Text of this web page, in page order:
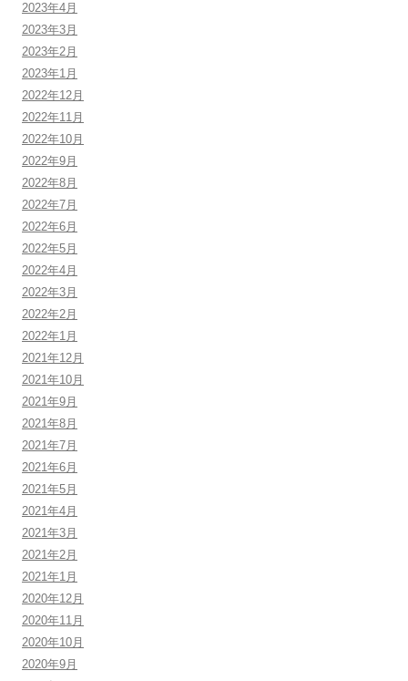
2023年4月
2023年3月
2023年2月
2023年1月
2022年12月
2022年11月
2022年10月
2022年9月
2022年8月
2022年7月
2022年6月
2022年5月
2022年4月
2022年3月
2022年2月
2022年1月
2021年12月
2021年10月
2021年9月
2021年8月
2021年7月
2021年6月
2021年5月
2021年4月
2021年3月
2021年2月
2021年1月
2020年12月
2020年11月
2020年10月
2020年9月